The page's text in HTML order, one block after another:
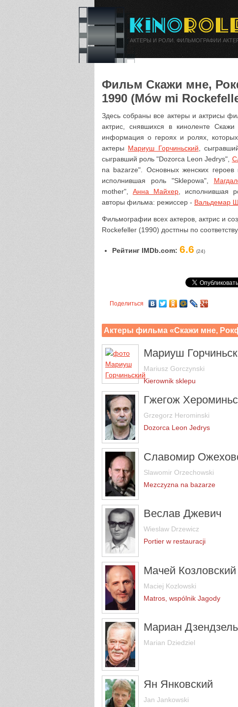
Фильм Скажи мне,
1990 (Mów mi
Здесь собраны все актеры и актрисы
актрис, снявшихся в киноленте
информация о героях и ролях,
актеры Мариуш Горчиньский ,
сыгравший роль "Dozorca Leon Jedrys",
na bazarze". Основных женских
исполнившая роль "Sklepowa",
mother", Анна Майхер , исполнившая
авторы фильма: режиссер - Вальдемар
Фильмографии всех актеров, актрис и
Rockefeller (1990) достпны по
Рейтинг IMDb.com: 6.6 (24)
Поделиться
Актеры фильма «Скажи мне,
Мариуш
Mariusz Gorczynski
Kierownik sklepu
Гжегож
Grzegorz Herominski
Dozorca Leon Jedrys
Славомир
Slawomir Orzechowski
Mezczyzna na bazarze
Веслав Джевич
Wieslaw Drzewicz
Portier w restauracji
Мачей Козловский
Maciej Kozlowski
Matros, wspólnik Jagody
Мариан Дзендзель
Marian Dziedziel
Ян Янковский
Jan Jankowski
АКТЕРЫ И РОЛИ. ФИЛЬМОГРАФИИ